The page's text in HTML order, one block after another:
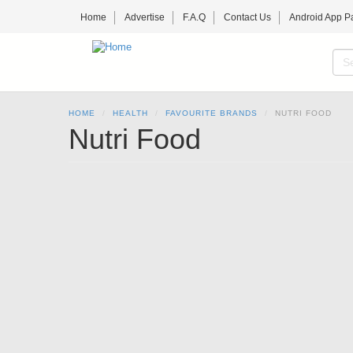
Home Advertise F.A.Q Contact Us Android App
HOME HEALTH FAVOURITE BRANDS NUTRI FOOD
Nutri Food